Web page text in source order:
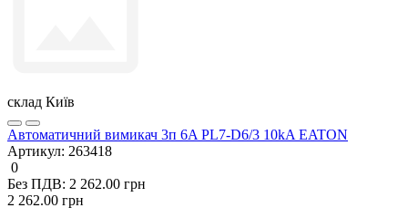
склад Київ
Автоматичний вимикач 3п 6A PL7-D6/3 10kA EATON
Артикул: 263418
0
Без ПДВ: 2 262.00 грн
2 262.00 грн